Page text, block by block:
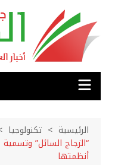
المحتوى
الرئيسية
تكنولوجيا
“الزجاج السائل”
أنظمتها